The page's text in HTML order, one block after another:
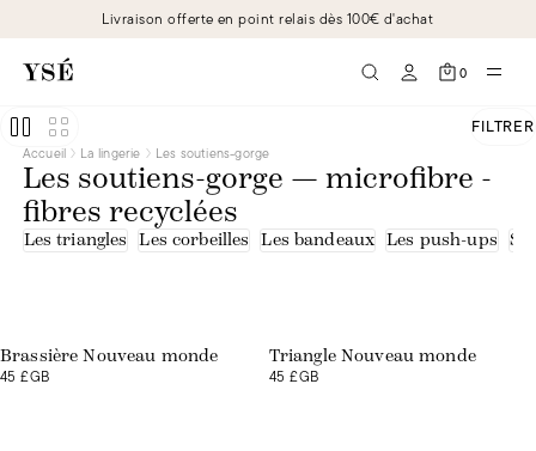
Livraison offerte en point relais dès 100€ d'achat
0
FILTRER
Accueil La lingerie Les soutiens-gorge
Les soutiens-gorge — microfibre -
fibres recyclées
Les triangles Les corbeilles Les bandeaux Les push-ups
Brassière Nouveau monde
45 £GB
Triangle Nouveau monde
45 £GB